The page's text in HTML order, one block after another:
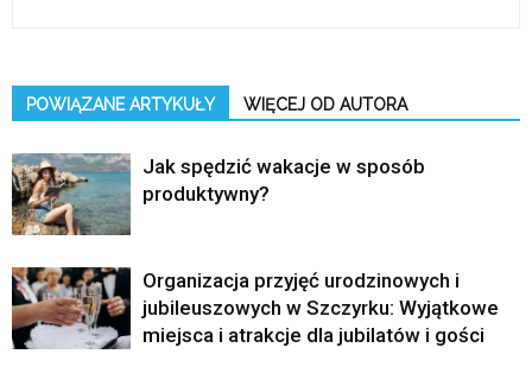
POWIĄZANE ARTYKUŁY WIĘCEJ OD AUTORA
Jak spędzić wakacje w sposób
produktywny?
Organizacja przyjęć urodzinowych i
jubileuszowych w Szczyrku: Wyjątkowe
miejsca i atrakcje dla jubilatów i gości